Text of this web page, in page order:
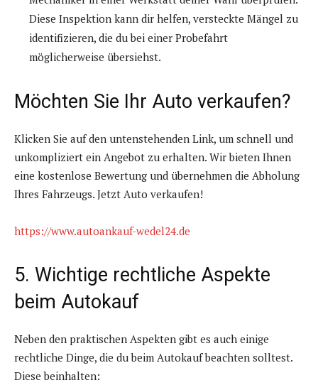
Diese Inspektion kann dir helfen, versteckte Mängel zu
identifizieren, die du bei einer Probefahrt
möglicherweise übersiehst.
Möchten Sie Ihr Auto verkaufen?
Klicken Sie auf den untenstehenden Link, um schnell und
unkompliziert ein Angebot zu erhalten. Wir bieten Ihnen
eine kostenlose Bewertung und übernehmen die Abholung
Ihres Fahrzeugs. Jetzt Auto verkaufen!
https://www.autoankauf-wedel24.de
5. Wichtige rechtliche Aspekte
beim Autokauf
Neben den praktischen Aspekten gibt es auch einige
rechtliche Dinge, die du beim Autokauf beachten solltest.
Diese beinhalten: